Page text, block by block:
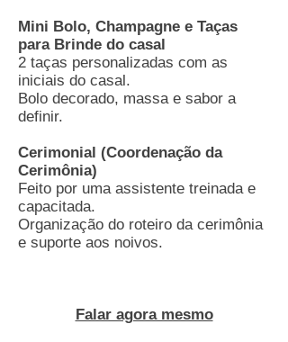
Mini Bolo, Champagne e Taças
para Brinde do casal
2 taças personalizadas com as
iniciais do casal.
Bolo decorado, massa e sabor a
definir.
Cerimonial (Coordenação da
Cerimônia)
Feito por uma assistente treinada e
capacitada.
Organização do roteiro da cerimônia
e suporte aos noivos.
Falar agora mesmo